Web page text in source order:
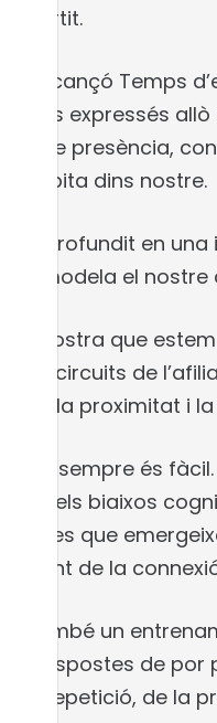
la cançó Temps
el cos expressés
de presència,
habita dins nostre.
aprofundit en
modela el
mostra que
els circuits de
la proximitat i
no sempre és
els biaixos
que
de la
és també un
les respostes de
de la repetició, de